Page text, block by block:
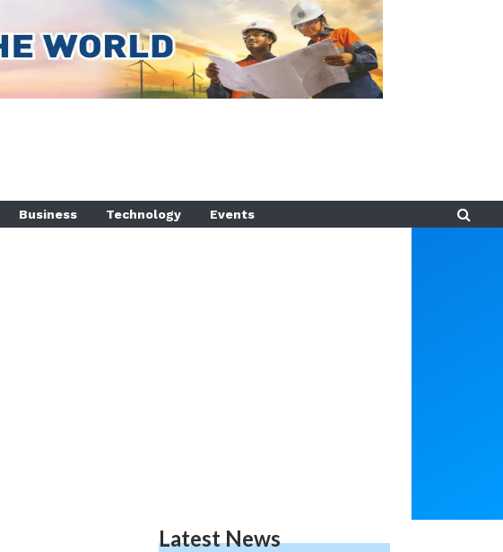
Business Technology Events
Latest News